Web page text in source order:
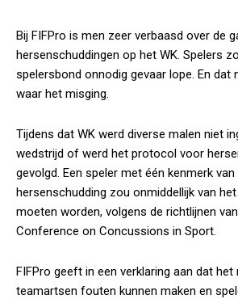
Bij FIFPro is men zeer verbaasd over de
hersenschuddingen op het WK. Spelers
spelersbond onnodig gevaar lope. En dat
waar het misging.
Tijdens dat WK werd diverse malen niet
wedstrijd of werd het protocol voor
gevolgd. Een speler met één kenmerk van
hersenschudding zou onmiddellijk van
moeten worden, volgens de richtlijnen
Conference on Concussions in Sport.
FIFPro geeft in een verklaring aan dat
teamartsen fouten kunnen maken en